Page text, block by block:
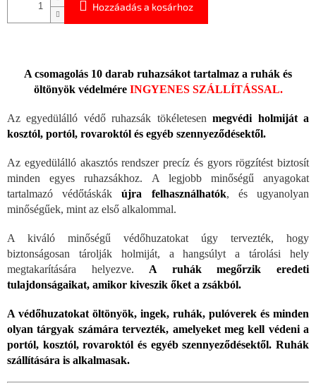
Hozzáadás a kosárhoz
A csomagolás 10 darab ruhazsákot tartalmaz a ruhák és
öltönyök védelmére INGYENES SZÁLLÍTÁSSAL.
Az egyedülálló védő ruhazsák tökéletesenmegvédi holmiját a
kosztól, portól, rovaroktól és egyéb szennyeződésektől.
Az egyedülálló akasztós rendszer precíz és gyors rögzítést biztosít
minden egyes ruhazsákhoz. A legjobb minőségű anyagokat
tartalmazó védőtáskákújra felhasználhatók, és ugyanolyan
minőségűek, mint az első alkalommal.
A kiváló minőségű védőhuzatokat úgy tervezték, hogy
biztonságosan tárolják holmiját, a hangsúlyt a tárolási hely
megtakarítására helyezve. A ruhák megőrzik eredeti
tulajdonságaikat, amikor kiveszik őket a zsákból.
A védőhuzatokat öltönyök, ingek, ruhák, pulóverek és minden
olyan tárgyak számára tervezték, amelyeket meg kell védeni a
portól, kosztól, rovaroktól és egyéb szennyeződésektől. Ruhák
szállítására is alkalmasak.